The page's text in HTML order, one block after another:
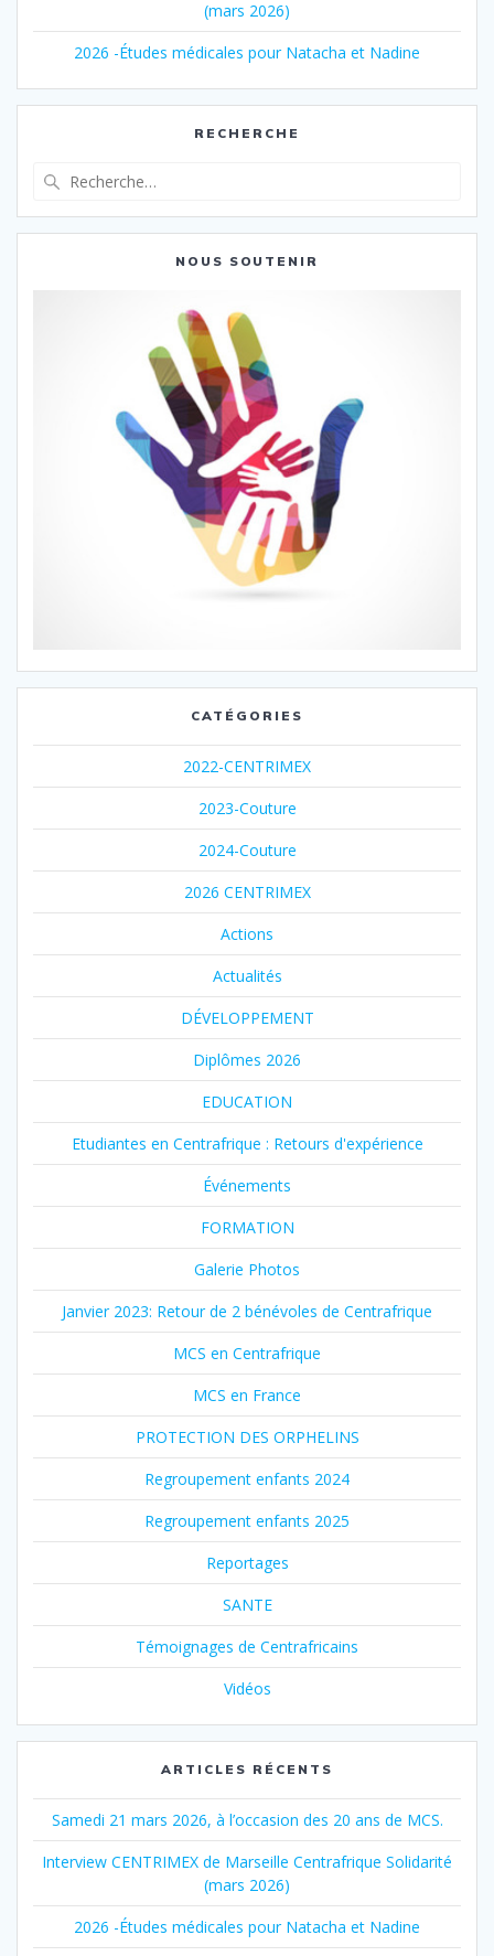
(mars 2026)
2026 -Études médicales pour Natacha et Nadine
RECHERCHE
:
NOUS SOUTENIR
CATÉGORIES
2022-CENTRIMEX
2023-Couture
2024-Couture
2026 CENTRIMEX
Actions
Actualités
DÉVELOPPEMENT
Diplômes 2026
EDUCATION
Etudiantes en Centrafrique : Retours d'expérience
Événements
FORMATION
Galerie Photos
Janvier 2023: Retour de 2 bénévoles de Centrafrique
MCS en Centrafrique
MCS en France
PROTECTION DES ORPHELINS
Regroupement enfants 2024
Regroupement enfants 2025
Reportages
SANTE
Témoignages de Centrafricains
Vidéos
ARTICLES RÉCENTS
Samedi 21 mars 2026, à l’occasion des 20 ans de MCS.
Interview CENTRIMEX de Marseille Centrafrique Solidarité
(mars 2026)
2026 -Études médicales pour Natacha et Nadine